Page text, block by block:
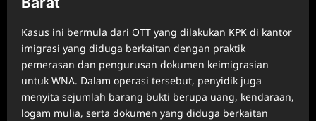
Kasus ini bermula dari OTT yang dilakukan KPK di kantor
imigrasi yang diduga berkaitan dengan praktik
pemerasan dan pengurusan dokumen keimigrasian
untuk WNA. Dalam operasi tersebut, penyidik juga
menyita sejumlah barang bukti berupa uang, kendaraan,
logam mulia, serta dokumen yang diduga berkaitan